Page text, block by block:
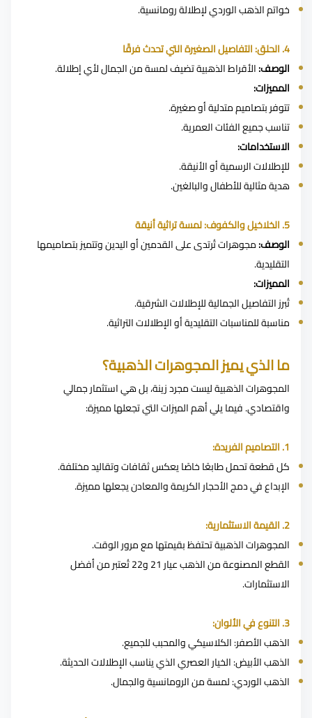
خواتم الذهب الوردي لإطلالة رومانسية.
4. الحلق: التفاصيل الصغيرة التي تحدث فرقًا
الوصف:الأقراط الذهبية تضيف لمسة من الجمال لأي إطلالة.
المميزات:
تتوفر بتصاميم متدلية أو صغيرة.
تناسب جميع الفئات العمرية.
الاستخدامات:
للإطلالات الرسمية أو الأنيقة.
هدية مثالية للأطفال والبالغين.
5. الخلاخيل والكفوف: لمسة تراثية أنيقة
الوصف:مجوهرات تُرتدى على القدمين أو اليدين وتتميز بتصاميمها
التقليدية.
المميزات:
تُبرز التفاصيل الجمالية للإطلالات الشرقية.
مناسبة للمناسبات التقليدية أو الإطلالات التراثية.
ما الذي يميز المجوهرات الذهبية؟
المجوهرات الذهبية ليست مجرد زينة، بل هي استثمار جمالي
واقتصادي. فيما يلي أهم الميزات التي تجعلها مميزة:
1. التصاميم الفريدة:
كل قطعة تحمل طابعًا خاصًا يعكس ثقافات وتقاليد مختلفة.
الإبداع في دمج الأحجار الكريمة والمعادن يجعلها مميزة.
2. القيمة الاستثمارية:
المجوهرات الذهبية تحتفظ بقيمتها مع مرور الوقت.
القطع المصنوعة من الذهب عيار 21 و22 تُعتبر من أفضل
الاستثمارات.
3. التنوع في الألوان:
الذهب الأصفر: الكلاسيكي والمحبب للجميع.
الذهب الأبيض: الخيار العصري الذي يناسب الإطلالات الحديثة.
الذهب الوردي: لمسة من الرومانسية والجمال.